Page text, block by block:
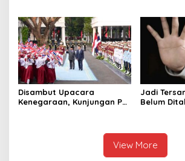
Raja Thailand
Disambut Upacara
Kenegaraan, Kunjungan PM
Jadi
Belum
Anaknya
View More